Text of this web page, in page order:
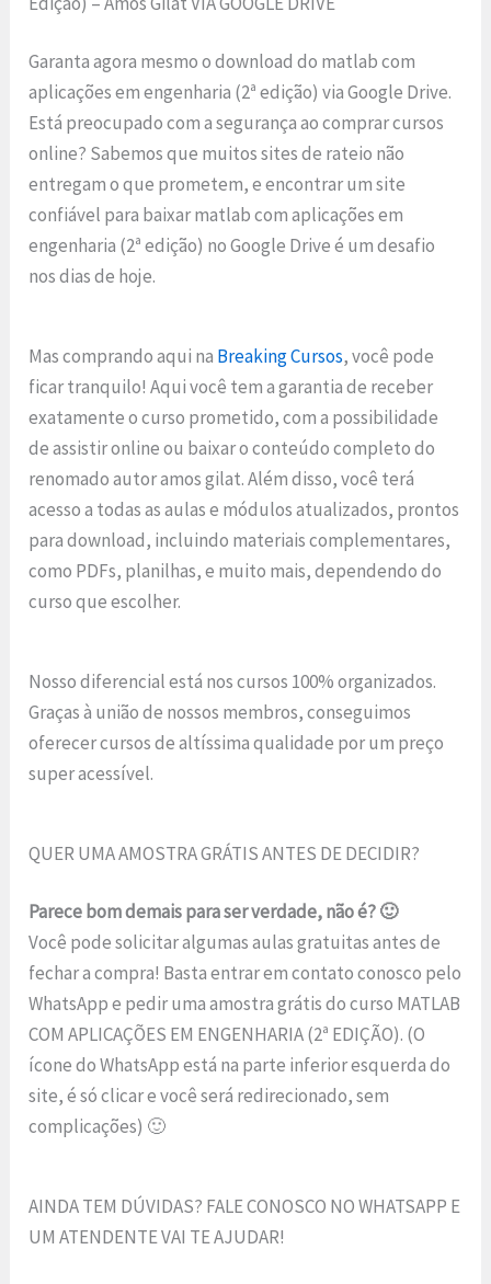
Garanta agora mesmo o download do matlab com
aplicações em engenharia (2ª edição) via Google Drive.
Está preocupado com a segurança ao comprar cursos
online? Sabemos que muitos sites de rateio não
entregam o que prometem, e encontrar um site
confiável para baixar matlab com aplicações em
engenharia (2ª edição) no Google Drive é um desafio
nos dias de hoje.
Mas comprando aqui na Breaking Cursos, você pode
ficar tranquilo! Aqui você tem a garantia de receber
exatamente o curso prometido, com a possibilidade
de assistir online ou baixar o conteúdo completo do
renomado autor amos gilat. Além disso, você terá
acesso a todas as aulas e módulos atualizados, prontos
para download, incluindo materiais complementares,
como PDFs, planilhas, e muito mais, dependendo do
curso que escolher.
Nosso diferencial está nos cursos 100% organizados.
Graças à união de nossos membros, conseguimos
oferecer cursos de altíssima qualidade por um preço
super acessível.
QUER UMA AMOSTRA GRÁTIS ANTES DE DECIDIR?
Parece bom demais para ser verdade, não é? 🙂
Você pode solicitar algumas aulas gratuitas antes de
fechar a compra! Basta entrar em contato conosco pelo
WhatsApp e pedir uma amostra grátis do curso MATLAB
COM APLICAÇÕES EM ENGENHARIA (2ª EDIÇÃO). (O
ícone do WhatsApp está na parte inferior esquerda do
site, é só clicar e você será redirecionado, sem
complicações) 🙂
AINDA TEM DÚVIDAS? FALE CONOSCO NO WHATSAPP E
UM ATENDENTE VAI TE AJUDAR!